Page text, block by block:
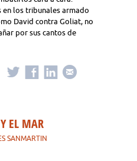
los tribunales armado
David contra Goliat, no
por sus cantos de
EL MAR
SANMARTIN